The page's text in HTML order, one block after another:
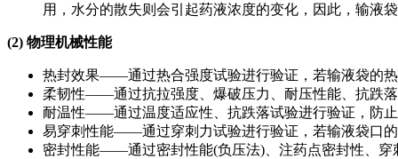
用，水分的散失则会引起药液浓度的变化，因此，输液
(2) 物理机械性能
热封效果——通过热合强度试验进行验证，若输液袋的
柔韧性——通过抗拉强度、爆破压力、耐压性能、抗跌
耐温性——通过温度适应性、抗跌落试验进行验证，防
易穿刺性能——通过穿刺力试验进行验证，若输液袋口的
密封性能——通过密封性能(负压法)、注药点密封性、穿